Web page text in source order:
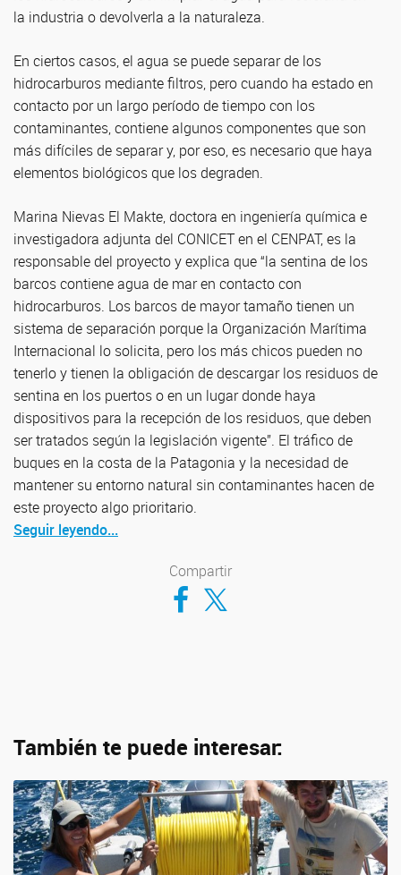
la industria o devolverla a la naturaleza.
En ciertos casos, el agua se puede separar de los
hidrocarburos mediante filtros, pero cuando ha estado en
contacto por un largo período de tiempo con los
contaminantes, contiene algunos componentes que son
más difíciles de separar y, por eso, es necesario que haya
elementos biológicos que los degraden.
Marina Nievas El Makte, doctora en ingeniería química e
investigadora adjunta del CONICET en el CENPAT, es la
responsable del proyecto y explica que “la sentina de los
barcos contiene agua de mar en contacto con
hidrocarburos. Los barcos de mayor tamaño tienen un
sistema de separación porque la Organización Marítima
Internacional lo solicita, pero los más chicos pueden no
tenerlo y tienen la obligación de descargar los residuos de
sentina en los puertos o en un lugar donde haya
dispositivos para la recepción de los residuos, que deben
ser tratados según la legislación vigente”. El tráfico de
buques en la costa de la Patagonia y la necesidad de
mantener su entorno natural sin contaminantes hacen de
este proyecto algo prioritario.
Seguir leyendo...
Compartir
Compartir en Facebook
Compartir en Twitter
También te puede interesar: